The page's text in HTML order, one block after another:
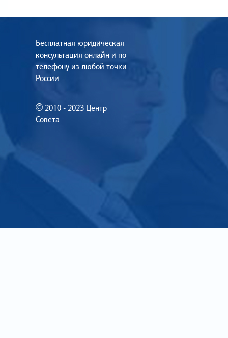
Бесплатная юридическая
консультация онлайн и по
телефону из любой точки
России
© 2010 - 2023 Центр
Совета